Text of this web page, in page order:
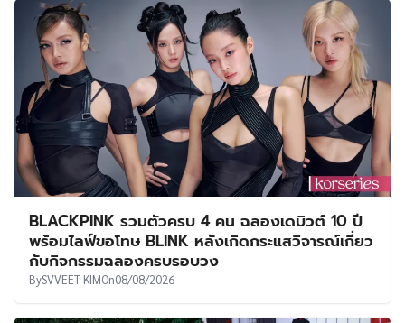
BLACKPINK รวมตัวครบ 4 คน ฉลองเดบิวต์ 10 ปี
พร้อมไลฟ์ขอโทษ BLINK หลังเกิดกระแสวิจารณ์เกี่ยว
กับกิจกรรมฉลองครบรอบวง
BySVVEET KIMOn08/08/2026